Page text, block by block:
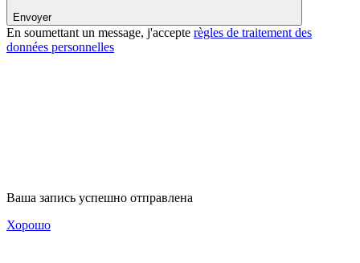
Envoyer
En soumettant un message, j'accepte règles de traitement des
données personnelles
Ваша запись успешно отправлена
Хорошо